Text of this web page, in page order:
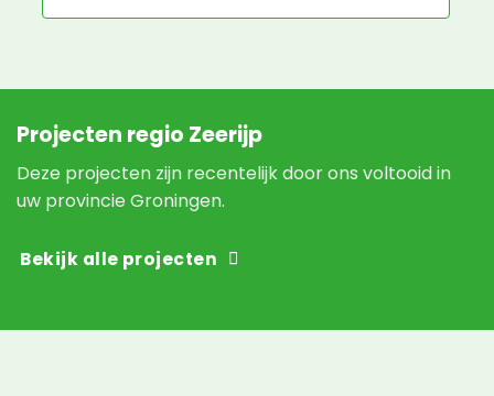
Projecten regio Zeerijp
Deze projecten zijn recentelijk door ons voltooid in
uw provincie Groningen.
Bekijk alle projecten